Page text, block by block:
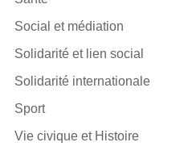
Social et médiation
Solidarité et lien social
Solidarité internationale
Sport
Vie civique et Histoire